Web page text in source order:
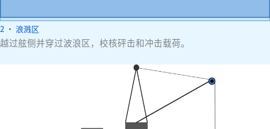
2 · 浪溅区
越过舷侧并穿过波浪区，校核砰击和冲击载荷。